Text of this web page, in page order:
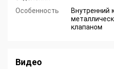
Особенность
Внутренний
клапаном
Видео